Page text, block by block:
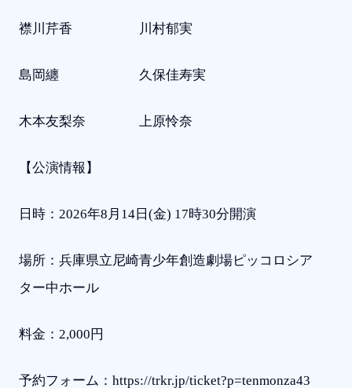
襟川芹香 川村郁実
島岡纏 久保佳寿実
木本友梨奈 上原怜奈
【公演情報】
日時：2026年8月14日(金) 17時30分開演
場所：兵庫県立尼崎青少年創造劇場ピッコロシア
ター中ホール
料金：2,000円
予約フォーム：https://trkr.jp/ticket?p=tenmonza43